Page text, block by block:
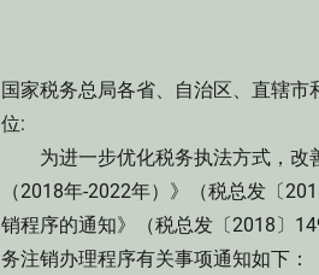
国家税务总局各省、自治区、直辖
位:
为进一步优化税务执法方式，改善
（2018年-2022年）》（税总发〔
销程序的通知》（税总发〔2018〕
务注销办理程序有关事项通知如下：